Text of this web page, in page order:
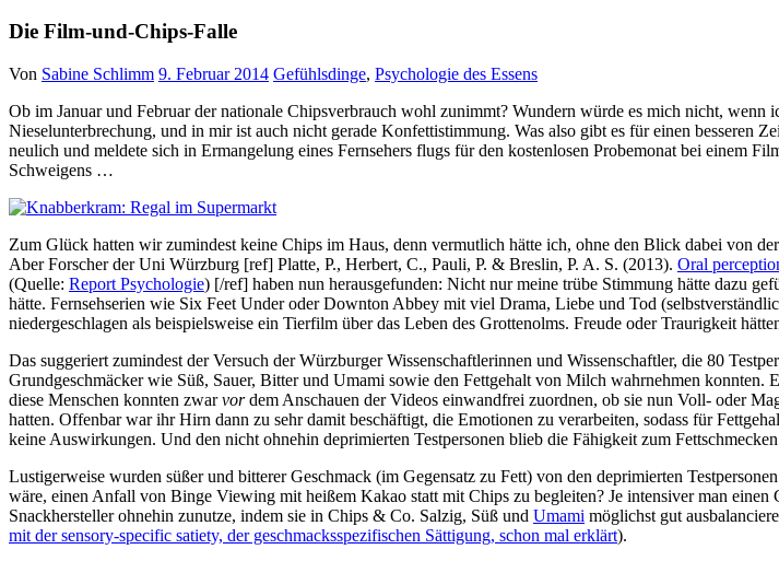
Die Film-und-Chips-Falle
Von Sabine Schlimm 9. Februar 2014 Gefühlsdinge, Psychologie des Essens
Ob im Januar und Februar der nationale Chipsverbrauch wohl zunimmt? Wundern würde es mich nicht,
Nieselunterbrechung, und in mir ist auch nicht gerade Konfettistimmung. Was also gibt es für einen besseren
neulich und meldete sich in Ermangelung eines Fernsehers flugs für den kostenlosen Probemonat bei einem
Schweigens …
Zum Glück hatten wir zumindest keine Chips im Haus, denn vermutlich hätte ich, ohne den Blick dabei von
Aber Forscher der Uni Würzburg [ref] Platte, P., Herbert, C., Pauli, P. & Breslin, P. A. S. (2013). Oral
(Quelle: Report Psychologie) [/ref] haben nun herausgefunden: Nicht nur meine trübe Stimmung hätte dazu
hätte. Fernsehserien wie Six Feet Under oder Downton Abbey mit viel Drama, Liebe und Tod
niedergeschlagen als beispielsweise ein Tierfilm über das Leben des Grottenolms. Freude oder Traurigkeit
Das suggeriert zumindest der Versuch der Würzburger Wissenschaftlerinnen und Wissenschaftler, die 80
Grundgeschmäcker wie Süß, Sauer, Bitter und Umami sowie den Fettgehalt von Milch wahrnehmen konnten.
diese Menschen konnten zwarvordem Anschauen der Videos einwandfrei zuordnen, ob sie nun Voll- oder
hatten. Offenbar war ihr Hirn dann zu sehr damit beschäftigt, die Emotionen zu verarbeiten, sodass für
keine Auswirkungen. Und den nicht ohnehin deprimierten Testpersonen blieb die Fähigkeit zum
Lustigerweise wurden süßer und bitterer Geschmack (im Gegensatz zu Fett) von den deprimierten
wäre, einen Anfall von Binge Viewing mit heißem Kakao statt mit Chips zu begleiten? Je intensiver man
Snackhersteller ohnehin zunutze, indem sie in Chips & Co. Salzig, Süß und Umami möglichst gut
mit der sensory-specific satiety, der geschmacksspezifischen Sättigung, schon mal erklärt).